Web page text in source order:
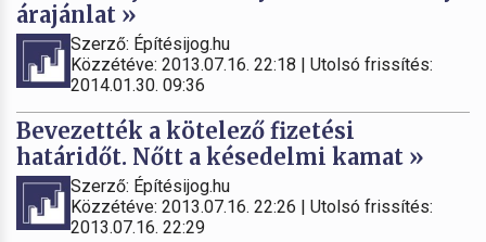
árajánlat »
Szerző: Építésijog.hu
Közzétéve: 2013.07.16. 22:18 | Utolsó frissítés:
2014.01.30. 09:36
Bevezették a kötelező fizetési
határidőt. Nőtt a késedelmi kamat »
Szerző: Építésijog.hu
Közzétéve: 2013.07.16. 22:26 | Utolsó frissítés:
2013.07.16. 22:29